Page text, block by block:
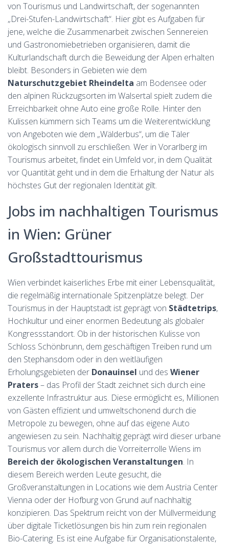
von Tourismus und Landwirtschaft, der sogenannten
„Drei-Stufen-Landwirtschaft“. Hier gibt es Aufgaben für
jene, welche die Zusammenarbeit zwischen Sennereien
und Gastronomiebetrieben organisieren, damit die
Kulturlandschaft durch die Beweidung der Alpen erhalten
bleibt. Besonders in Gebieten wie dem
Naturschutzgebiet Rheindelta am Bodensee oder
den alpinen Rückzugsorten im Walsertal spielt zudem die
Erreichbarkeit ohne Auto eine große Rolle. Hinter den
Kulissen kümmern sich Teams um die Weiterentwicklung
von Angeboten wie dem „Wälderbus“, um die Täler
ökologisch sinnvoll zu erschließen. Wer in Vorarlberg im
Tourismus arbeitet, findet ein Umfeld vor, in dem Qualität
vor Quantität geht und in dem die Erhaltung der Natur als
höchstes Gut der regionalen Identität gilt.
Jobs im nachhaltigen Tourismus
in Wien: Grüner
Großstadttourismus
Wien verbindet kaiserliches Erbe mit einer Lebensqualität,
die regelmäßig internationale Spitzenplätze belegt. Der
Tourismus in der Hauptstadt ist geprägt von Städtetrips,
Hochkultur und einer enormen Bedeutung als globaler
Kongressstandort. Ob in der historischen Kulisse von
Schloss Schönbrunn, dem geschäftigen Treiben rund um
den Stephansdom oder in den weitläufigen
Erholungsgebieten der Donauinsel und des Wiener
Praters– das Profil der Stadt zeichnet sich durch eine
exzellente Infrastruktur aus. Diese ermöglicht es, Millionen
von Gästen effizient und umweltschonend durch die
Metropole zu bewegen, ohne auf das eigene Auto
angewiesen zu sein. Nachhaltig geprägt wird dieser urbane
Tourismus vor allem durch die Vorreiterrolle Wiens im
Bereich der ökologischen Veranstaltungen. In
diesem Bereich werden Leute gesucht, die
Großveranstaltungen in Locations wie dem Austria Center
Vienna oder der Hofburg von Grund auf nachhaltig
konzipieren. Das Spektrum reicht von der Müllvermeidung
über digitale Ticketlösungen bis hin zum rein regionalen
Bio-Catering. Es ist eine Aufgabe für Organisationstalente,